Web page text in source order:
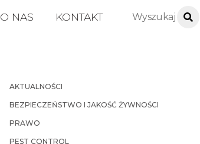
O NAS KONTAKT
AKTUALNOŚCI
BEZPIECZEŃSTWO I JAKOŚĆ ŻYWNOŚCI
PRAWO
PEST CONTROL